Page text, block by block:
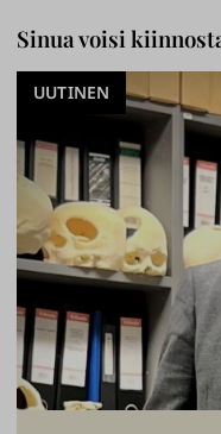
Sinua voisi
UUTINEN